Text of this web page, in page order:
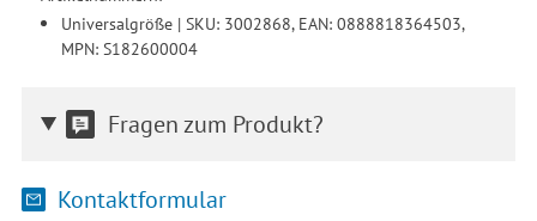
Universalgröße | SKU: 3002868, EAN: 0888818364503,
MPN: S182600004
Fragen zum Produkt?
Kontaktformular